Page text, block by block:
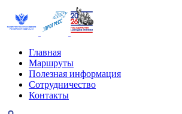
Главная
Маршруты
Полезная информация
Сотрудничество
Контакты